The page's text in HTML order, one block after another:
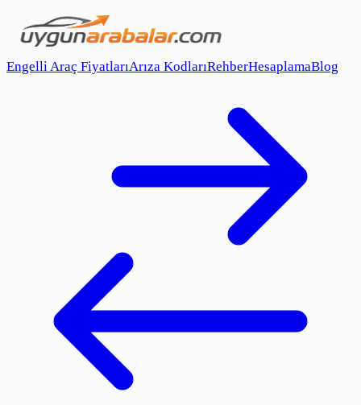
Engelli Araç FiyatlarıArıza KodlarıRehberHesaplamaBlog